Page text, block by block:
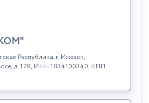
Республика, г. Ижевск,
д. 178, ИНН 1834100340, КПП